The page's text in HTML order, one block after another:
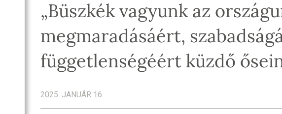
„Büszkék vagyunk az
megmaradásáért,
függetlenségéért küzdő
2025. JANUÁR 16.